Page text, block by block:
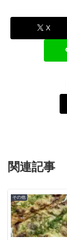
X
関連記事
その他